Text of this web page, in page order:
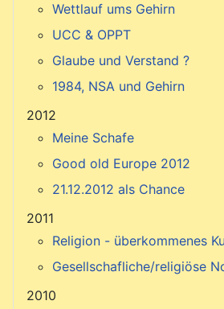
Wettlauf ums Gehirn
UCC & OPPT
Glaube und Verstand ?
1984, NSA und Gehirn
2012
Meine Schafe
Good old Europe 2012
21.12.2012 als Chance
2011
Religion - überkommenes
Gesellschafliche/religiöse
2010